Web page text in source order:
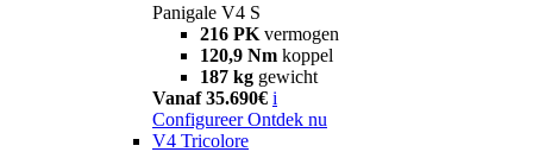
Panigale V4 S
216 PK vermogen
120,9 Nm koppel
187 kg gewicht
Vanaf 35.690€ i
Configureer Ontdek nu
V4 Tricolore